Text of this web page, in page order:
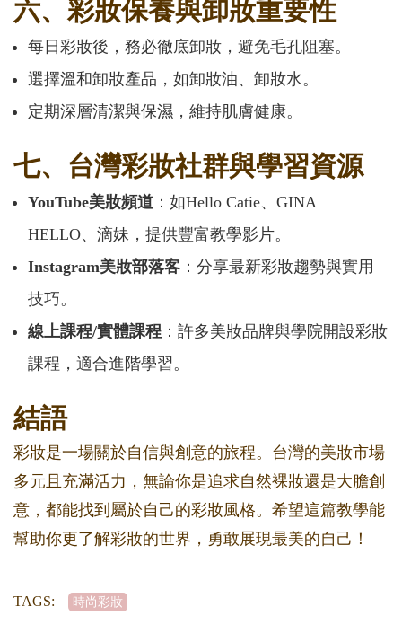
六、彩妝保養與卸妝重要性
每日彩妝後，務必徹底卸妝，避免毛孔阻塞。
選擇溫和卸妝產品，如卸妝油、卸妝水。
定期深層清潔與保濕，維持肌膚健康。
七、台灣彩妝社群與學習資源
YouTube美妝頻道 ：如Hello Catie、GINA
HELLO、滴妹，提供豐富教學影片。
Instagram美妝部落客 ：分享最新彩妝趨勢與實用
技巧。
線上課程/實體課程 ：許多美妝品牌與學院開設彩妝
課程，適合進階學習。
結語
彩妝是一場關於自信與創意的旅程。台灣的美妝市場
多元且充滿活力，無論你是追求自然裸妝還是大膽創
意，都能找到屬於自己的彩妝風格。希望這篇教學能
幫助你更了解彩妝的世界，勇敢展現最美的自己！
TAGS: 時尚彩妝